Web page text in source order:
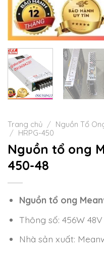
Trang chủ / Nguồn Tổ
/ HRPG-450
Nguồn tổ ong
450-48
Nguồn tổ ong
Thông số: 456W 48V
Nhà sản xuất: